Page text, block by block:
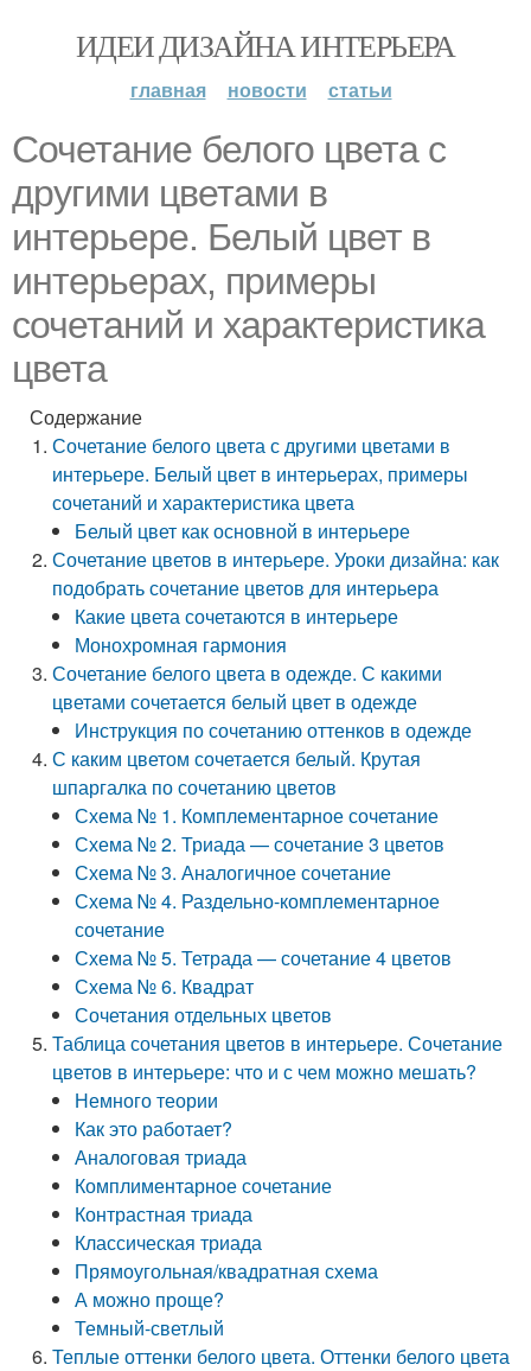
ИДЕИ ДИЗАЙНА ИНТЕРЬЕРА
главная новости статьи
Сочетание белого цвета с
другими цветами в
интерьере. Белый цвет в
интерьерах, примеры
сочетаний и характеристика
цвета
Содержание
Сочетание белого цвета с другими цветами в
интерьере. Белый цвет в интерьерах, примеры
сочетаний и характеристика цвета
Белый цвет как основной в интерьере
Сочетание цветов в интерьере. Уроки дизайна: как
подобрать сочетание цветов для интерьера
Какие цвета сочетаются в интерьере
Монохромная гармония
Сочетание белого цвета в одежде. С какими
цветами сочетается белый цвет в одежде
Инструкция по сочетанию оттенков в одежде
С каким цветом сочетается белый. Крутая
шпаргалка по сочетанию цветов
Схема № 1. Комплементарное сочетание
Схема № 2. Триада — сочетание 3 цветов
Схема № 3. Аналогичное сочетание
Схема № 4. Раздельно-комплементарное
сочетание
Схема № 5. Тетрада — сочетание 4 цветов
Схема № 6. Квадрат
Сочетания отдельных цветов
Таблица сочетания цветов в интерьере. Сочетание
цветов в интерьере: что и с чем можно мешать?
Немного теории
Как это работает?
Аналоговая триада
Комплиментарное сочетание
Контрастная триада
Классическая триада
Прямоугольная/квадратная схема
А можно проще?
Темный-светлый
Теплые оттенки белого цвета. Оттенки белого цвета